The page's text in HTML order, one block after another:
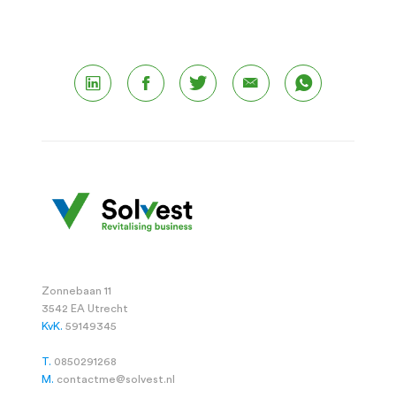
Zonnebaan 11
3542 EA Utrecht
KvK. 59149345
T. 0850291268
M. contactme@solvest.nl